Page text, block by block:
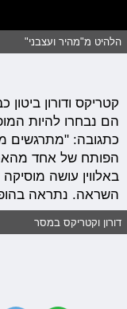
הלהיט מ"מהיר ועצבני"
קטריקס ודורון
הם נבחרו להיות
כתגובה: "מתרגשים
הפותח של אחד
באלווין עושה
השראה. נתראה
דורון וקטריקס במסר